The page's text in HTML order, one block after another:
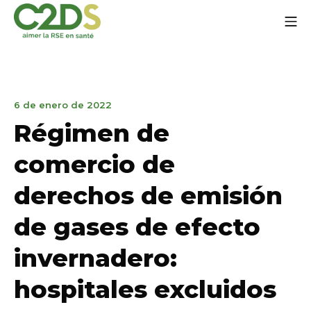
contenido
6 de enero de 2022
marzo
2023
Régimen de
comercio de
derechos de emisión
de gases de efecto
invernadero:
hospitales excluidos